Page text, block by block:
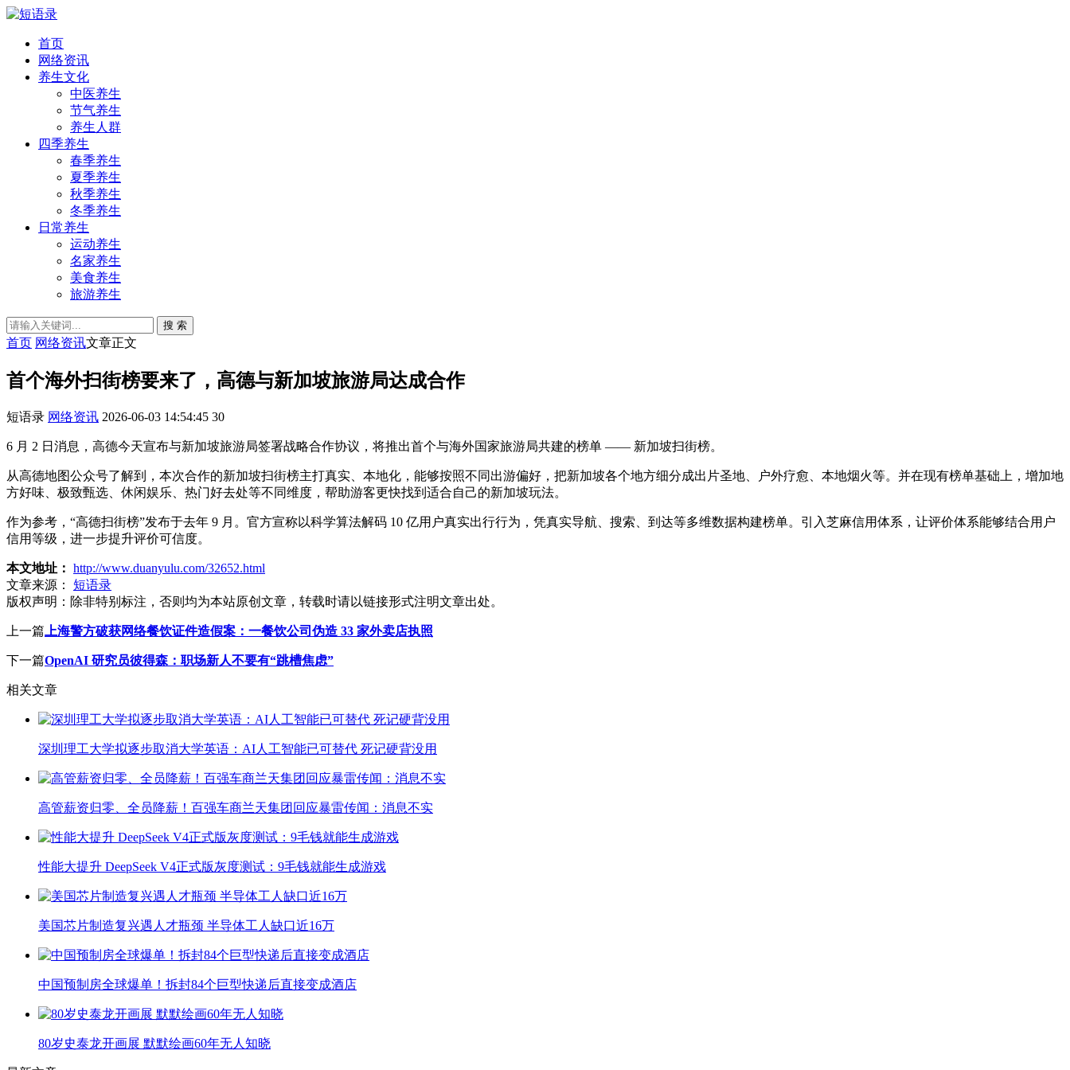
首页
网络资讯
养生文化
中医养生
节气养生
养生人群
四季养生
春季养生
夏季养生
秋季养生
冬季养生
日常养生
运动养生
名家养生
美食养生
旅游养生
搜 索
首页 网络资讯文章正文
首个海外扫街榜要来了，高德与新加坡旅游局达成合作
短语录 网络资讯 2026-06-03 14:54:45 30
6 月 2 日消息，高德今天宣布与新加坡旅游局签署战略合作协议，将推出首个与海外国家旅游局共建的榜单 —— 新加坡扫街榜。
从高德地图公众号了解到，本次合作的新加坡扫街榜主打真实、本地化，能够按照不同出游偏好，把新加坡各个地方细分成出片圣地、户外疗愈、本地烟火等。并在现有榜单基础上，增加地
方好味、极致甄选、休闲娱乐、热门好去处等不同维度，帮助游客更快找到适合自己的新加坡玩法。
作为参考，“高德扫街榜”发布于去年 9 月。官方宣称以科学算法解码 10 亿用户真实出行行为，凭真实导航、搜索、到达等多维数据构建榜单。引入芝麻信用体系，让评价体系能够结合用户
信用等级，进一步提升评价可信度。
本文地址： http://www.duanyulu.com/32652.html
文章来源：
短语录
版权声明： 除非特别标注，否则均为本站原创文章，转载时请以链接形式注明文章出处。
上一篇 上海警方破获网络餐饮证件造假案：一餐饮公司伪造 33 家外卖店执照
下一篇OpenAI 研究员彼得森：职场新人不要有“跳槽焦虑”
相关文章
深圳理工大学拟逐步取消大学英语：AI人工智能已可替代 死记硬背没用
高管薪资归零、全员降薪！百强车商兰天集团回应暴雷传闻：消息不实
性能大提升 DeepSeek V4正式版灰度测试：9毛钱就能生成游戏
美国芯片制造复兴遇人才瓶颈 半导体工人缺口近16万
中国预制房全球爆单！拆封84个巨型快递后直接变成酒店
80岁史泰龙开画展 默默绘画60年无人知晓